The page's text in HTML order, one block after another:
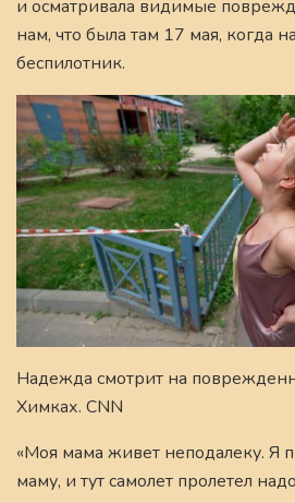
и осматривала видимые
нам, что была там 17 мая, когда
беспилотник.
Надежда смотрит на
Химках. CNN
«Моя мама живет неподалеку. Я
маму, и тут самолет пролетел